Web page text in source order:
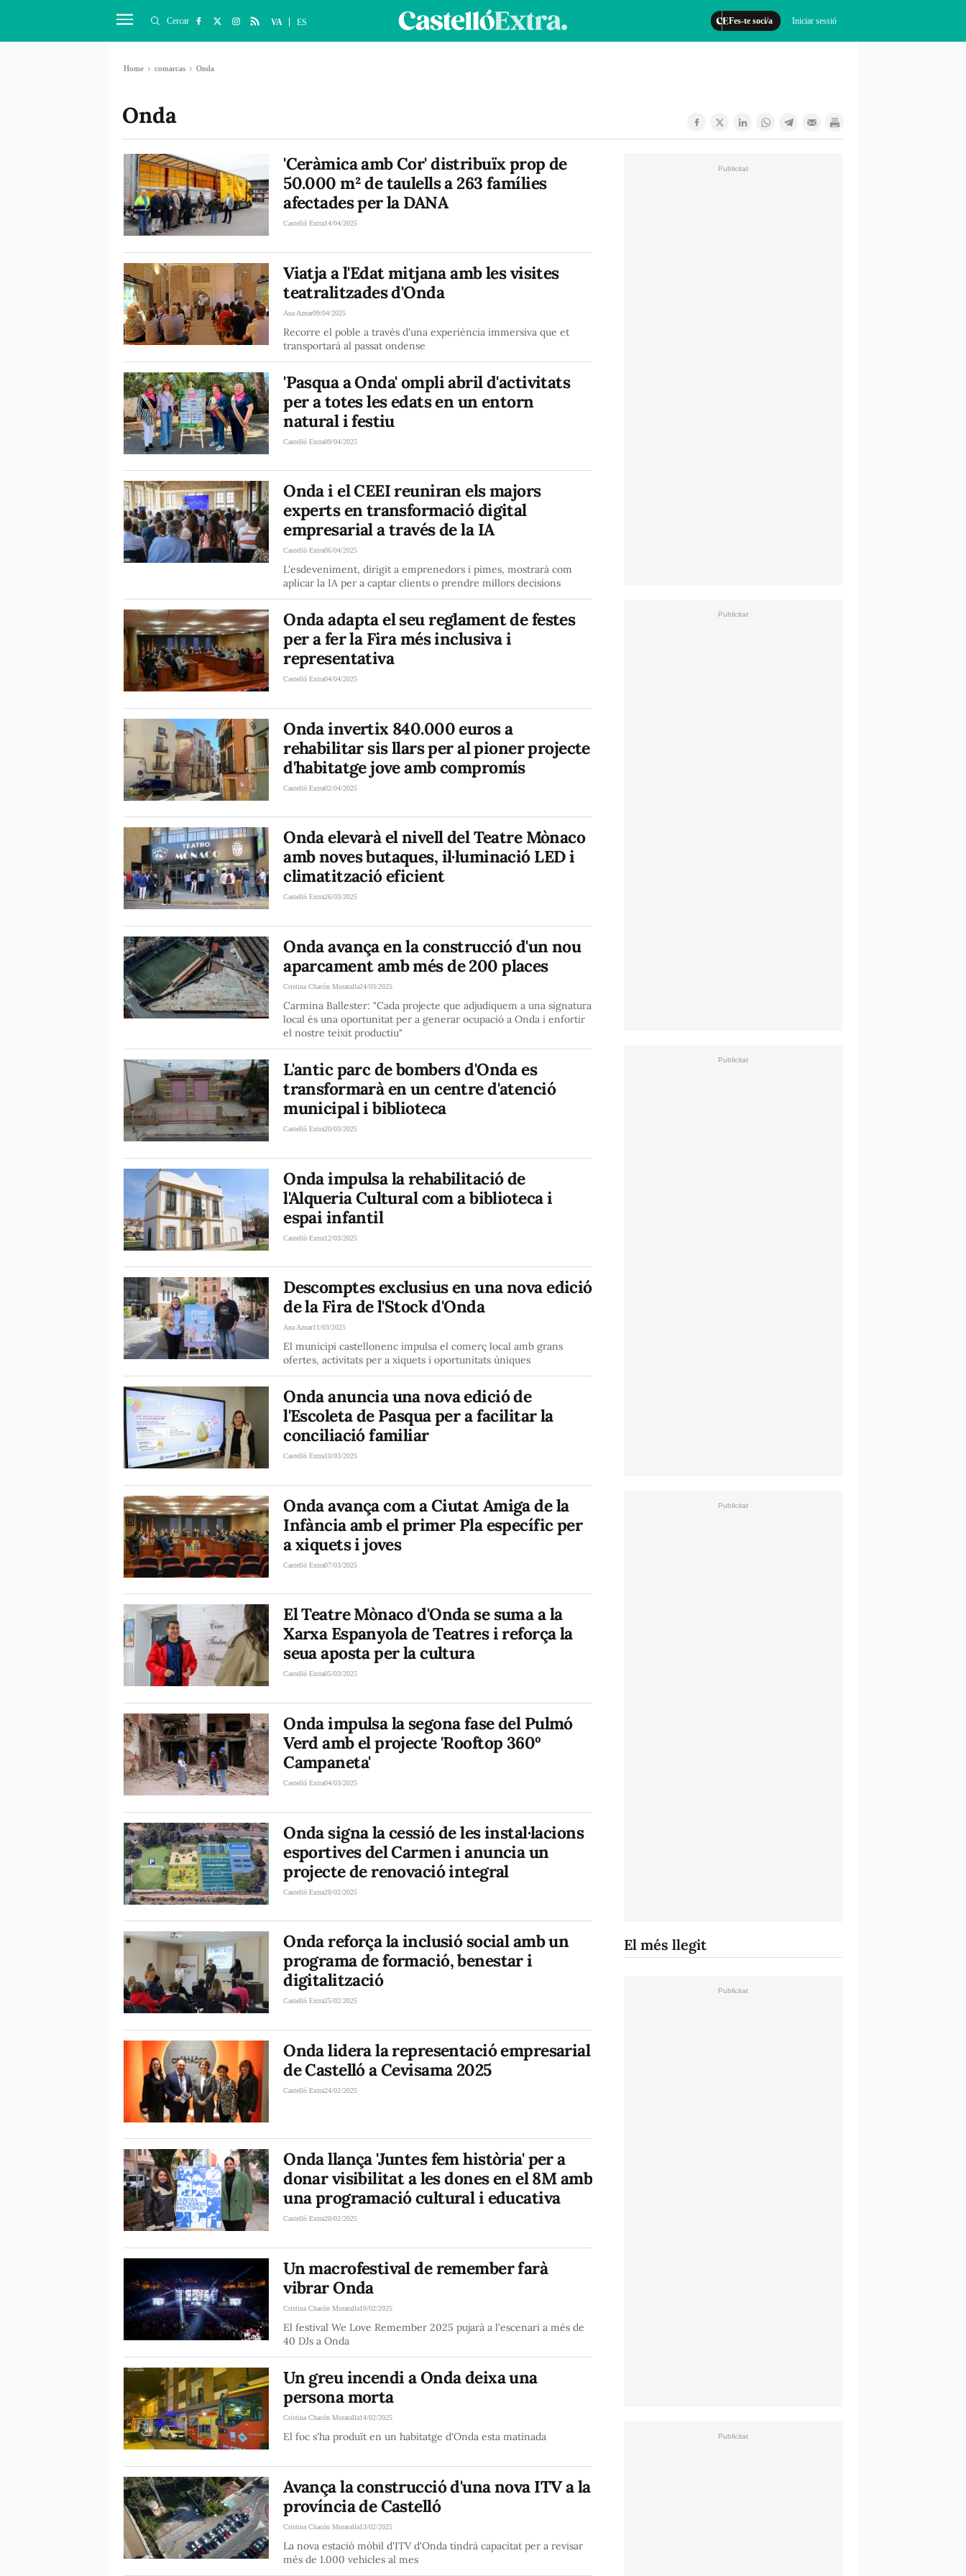
Fes-te soci/a Iniciar sessió
Cercar VA ES
Home comarcas Onda
Onda
'Ceràmica amb Cor' distribuïx prop de
50.000 m² de taulells a 263 famílies
afectades per la DANA
Castelló Extra14/04/2025
Viatja a l'Edat mitjana amb les visites
teatralitzades d'Onda
Ana Aznar09/04/2025
Recorre el poble a través d'una experiència immersiva que et
transportarà al passat ondense
'Pasqua a Onda' ompli abril d'activitats
per a totes les edats en un entorn
natural i festiu
Castelló Extra09/04/2025
Onda i el CEEI reuniran els majors
experts en transformació digital
empresarial a través de la IA
Castelló Extra06/04/2025
L'esdeveniment, dirigit a emprenedors i pimes, mostrarà com
aplicar la IA per a captar clients o prendre millors decisions
Onda adapta el seu reglament de festes
per a fer la Fira més inclusiva i
representativa
Castelló Extra04/04/2025
Onda invertix 840.000 euros a
rehabilitar sis llars per al pioner projecte
d'habitatge jove amb compromís
Castelló Extra02/04/2025
Onda elevarà el nivell del Teatre Mònaco
amb noves butaques, il·luminació LED i
climatització eficient
Castelló Extra26/03/2025
Onda avança en la construcció d'un nou
aparcament amb més de 200 places
Cristina Chacón Moratalla24/03/2025
Carmina Ballester: "Cada projecte que adjudiquem a una signatura
local és una oportunitat per a generar ocupació a Onda i enfortir
el nostre teixit productiu"
L'antic parc de bombers d'Onda es
transformarà en un centre d'atenció
municipal i biblioteca
Castelló Extra20/03/2025
Onda impulsa la rehabilitació de
l'Alqueria Cultural com a biblioteca i
espai infantil
Castelló Extra12/03/2025
Descomptes exclusius en una nova edició
de la Fira de l'Stock d'Onda
Ana Aznar11/03/2025
El municipi castellonenc impulsa el comerç local amb grans
ofertes, activitats per a xiquets i oportunitats úniques
Onda anuncia una nova edició de
l'Escoleta de Pasqua per a facilitar la
conciliació familiar
Castelló Extra10/03/2025
Onda avança com a Ciutat Amiga de la
Infància amb el primer Pla específic per
a xiquets i joves
Castelló Extra07/03/2025
El Teatre Mònaco d'Onda se suma a la
Xarxa Espanyola de Teatres i reforça la
seua aposta per la cultura
Castelló Extra05/03/2025
Onda impulsa la segona fase del Pulmó
Verd amb el projecte 'Rooftop 360º
Campaneta'
Castelló Extra04/03/2025
Onda signa la cessió de les instal·lacions
esportives del Carmen i anuncia un
projecte de renovació integral
Castelló Extra28/02/2025
Onda reforça la inclusió social amb un
programa de formació, benestar i
digitalització
Castelló Extra25/02/2025
Onda lidera la representació empresarial
de Castelló a Cevisama 2025
Castelló Extra24/02/2025
Onda llança 'Juntes fem història' per a
donar visibilitat a les dones en el 8M amb
una programació cultural i educativa
Castelló Extra20/02/2025
Un macrofestival de remember farà
vibrar Onda
Cristina Chacón Moratalla19/02/2025
El festival We Love Remember 2025 pujarà a l'escenari a més de
40 DJs a Onda
Un greu incendi a Onda deixa una
persona morta
Cristina Chacón Moratalla14/02/2025
El foc s'ha produït en un habitatge d'Onda esta matinada
Avança la construcció d'una nova ITV a la
província de Castelló
Cristina Chacón Moratalla13/02/2025
La nova estació mòbil d'ITV d'Onda tindrà capacitat per a revisar
més de 1.000 vehicles al mes
El més llegit